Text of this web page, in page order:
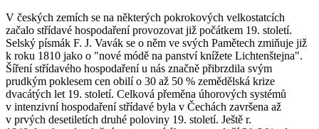
V českých zemích se na některých pokrokových velkostatcích
začalo střídavé hospodaření provozovat již počátkem 19. století.
Selský písmák F. J. Vavák se o něm ve svých Pamětech zmiňuje již
k roku 1810 jako o "nové módě na panství knížete Lichtenštejna".
Šíření střídavého hospodaření u nás značně přibrzdila svým
prudkým poklesem cen obilí o 30 až 50 % zemědělská krize
dvacátých let 19. století. Celková přeměna úhorových systémů
v intenzivní hospodaření střídavé byla v Čechách završena až
v prvých desetiletích druhé poloviny 19. století. Ještě r.